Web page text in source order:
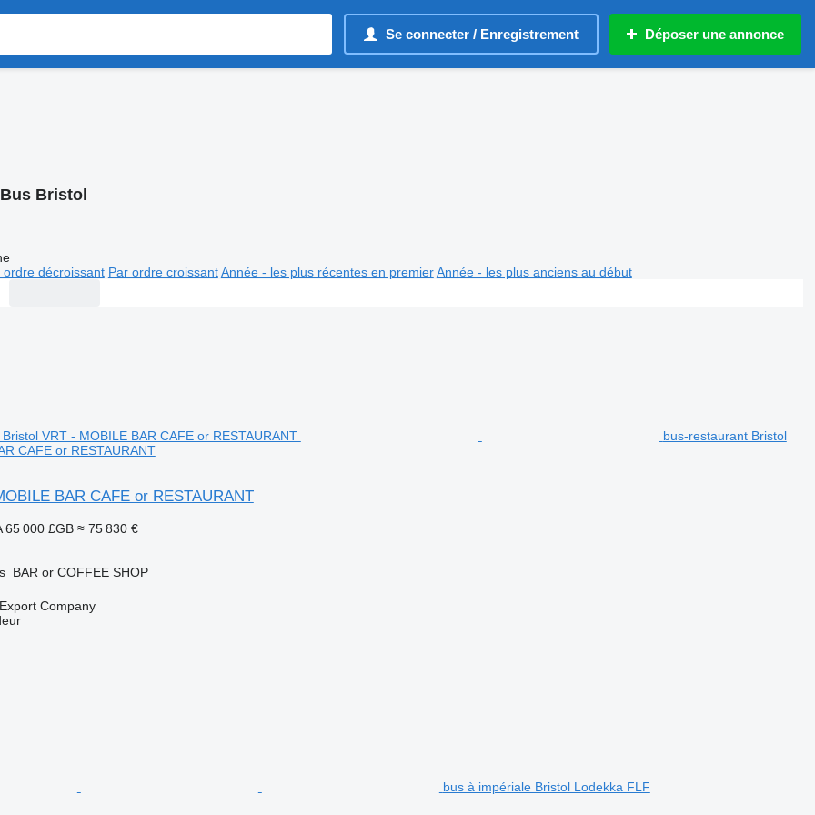
Se connecter / Enregistrement Déposer une annonce
Bus Bristol
ordre décroissant Par ordre croissant Année - les plus récentes en premier Année - les plus anciens au début
bus-restaurant Bristol
CAFE or RESTAURANT
BAR CAFE or RESTAURANT
65 000 £GB ≈ 75 830 €
BAR or COFFEE SHOP
Company
bus à impériale Bristol Lodekka FLF